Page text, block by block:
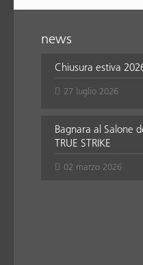
news
Chiusura estiva
27 luglio 2026
Bagnara al Salone
TRUE STRIKE
02 marzo 2026